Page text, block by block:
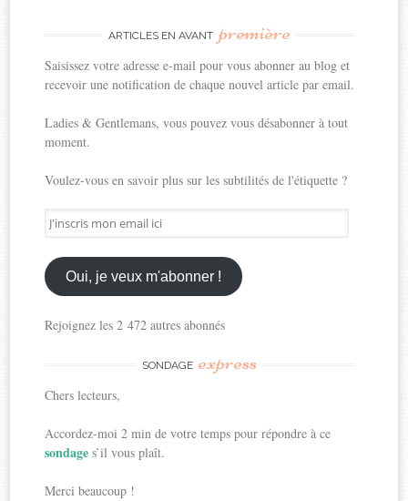
ARTICLES EN AVANT première
Saisissez votre adresse e-mail pour vous abonner au blog et
recevoir une notification de chaque nouvel article par email.
Ladies & Gentlemans, vous pouvez vous désabonner à tout
moment.
Voulez-vous en savoir plus sur les subtilités de l'étiquette ?
J'inscris
mon
email
ici
Oui, je veux m'abonner !
Rejoignez les 2 472 autres abonnés
SONDAGE express
Chers lecteurs,
Accordez-moi 2 min de votre temps pour répondre à ce
sondages’il vous plaît.
Merci beaucoup !